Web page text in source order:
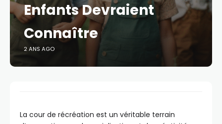
Enfants Devraient
Connaître
2 ANS AGO
La cour de récréation est un véritable terrain